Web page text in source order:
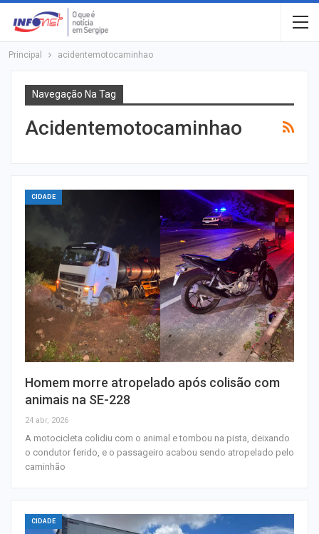
Principal acidentemotocaminhao
Navegação Na Tag
Acidentemotocaminhao
CIDADE
Homem morre atropelado após colisão com
animais na SE-228
24 abr, 2026
A motocicleta colidiu com o animal e tombou na pista, deixando
o condutor ferido, e o passageiro acabou sendo atropelado pelo
caminhão
CIDADE